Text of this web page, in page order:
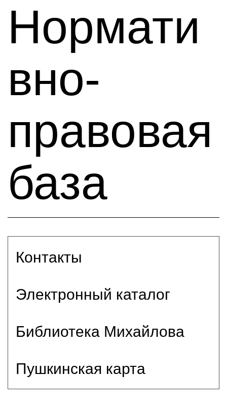
Нормати
вно-
правовая
база
Контакты
Электронный каталог
Библиотека Михайлова
Пушкинская карта